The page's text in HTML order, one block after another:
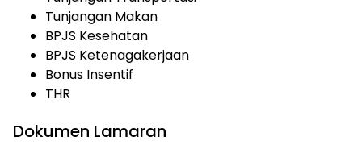
Tunjangan Makan
BPJS Kesehatan
BPJS Ketenagakerjaan
Bonus Insentif
THR
Dokumen Lamaran